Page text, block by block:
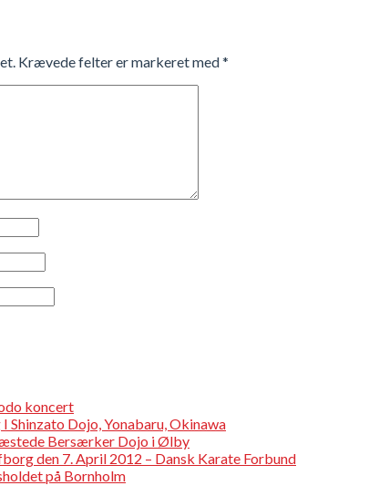
Krævede felter er markeret med*
koncert
Shinzato Dojo, Yonabaru, Okinawa
Bersærker Dojo i Ølby
den 7. April 2012 – Dansk Karate Forbund
på Bornholm